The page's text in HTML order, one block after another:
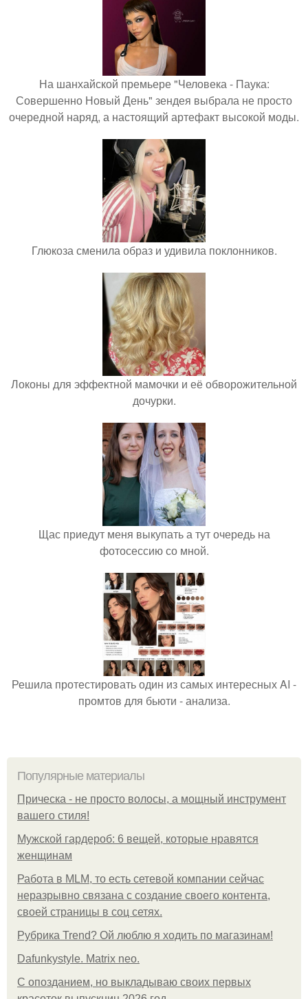
На шанхайской премьере "Человека - Паука:
Совершенно Новый День" зендея выбрала не просто
очередной наряд, а настоящий артефакт высокой моды.
Глюкоза сменила образ и удивила поклонников.
Локоны для эффектной мамочки и её обворожительной
дочурки.
Щас приедут меня выкупать а тут очередь на
фотосессию со мной.
Решила протестировать один из самых интересных AI -
промтов для бьюти - анализа.
Популярные материалы
Прическа - не просто волосы, а мощный инструмент
вашего стиля!
Мужской гардероб: 6 вещей, которые нравятся
женщинам
Работа в MLM, то есть сетевой компании сейчас
неразрывно связана с создание своего контента,
своей страницы в соц сетях.
Рубрика Trend? Ой люблю я ходить по магазинам!
Dafunkystyle. Matrix neo.
С опозданием, но выкладываю своих первых